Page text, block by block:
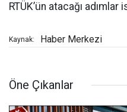
RTÜK’ün atacağı
Kaynak: Haber Merkezi
Öne Çıkanlar